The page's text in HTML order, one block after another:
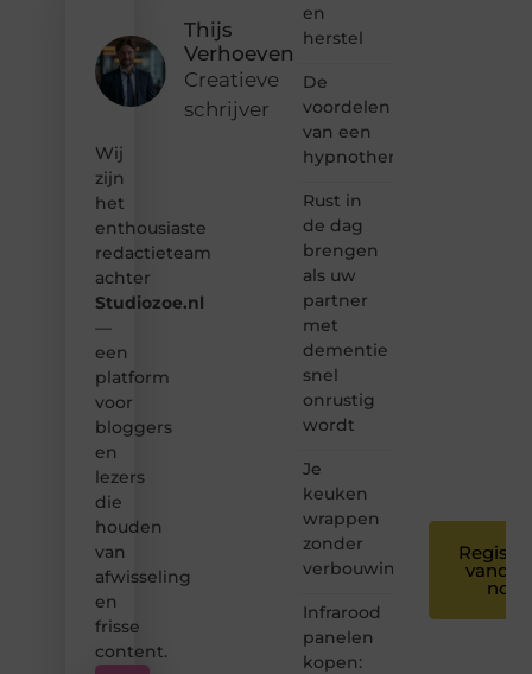
Thijs
Verhoeven
Creatieve
schrijver
Wij
zijn
het
enthousiaste
redactieteam
achter
Studiozoe.nl
—
een
platform
voor
bloggers
en
lezers
die
houden
van
afwisseling
en
frisse
content.
en
herstel
De
voordelen
van een
hypnotherapeut
Rust in
de dag
brengen
als uw
partner
met
dementie
snel
onrustig
wordt
Je
keuken
wrappen
zonder
verbouwing
Infrarood
panelen
kopen:
nog